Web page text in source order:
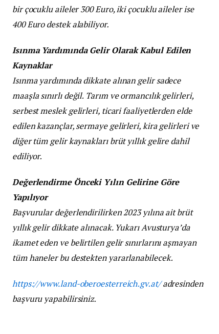
bir çocuklu aileler 300 Euro, iki çocuklu aileler ise
400 Euro destek alabiliyor.
Isınma Yardımında Gelir Olarak Kabul Edilen
Kaynaklar
Isınma yardımında dikkate alınan gelir sadece
maaşla sınırlı değil. Tarım ve ormancılık gelirleri,
serbest meslek gelirleri, ticari faaliyetlerden elde
edilen kazançlar, sermaye gelirleri, kira gelirleri ve
diğer tüm gelir kaynakları brüt yıllık gelire dahil
ediliyor.
Değerlendirme Önceki Yılın Gelirine Göre
Yapılıyor
Başvurular değerlendirilirken 2023 yılına ait brüt
yıllık gelir dikkate alınacak. Yukarı Avusturya’da
ikamet eden ve belirtilen gelir sınırlarını aşmayan
tüm haneler bu destekten yararlanabilecek.
https://www.land-oberoesterreich.gv.at/adresinden
başvuru yapabilirsiniz.